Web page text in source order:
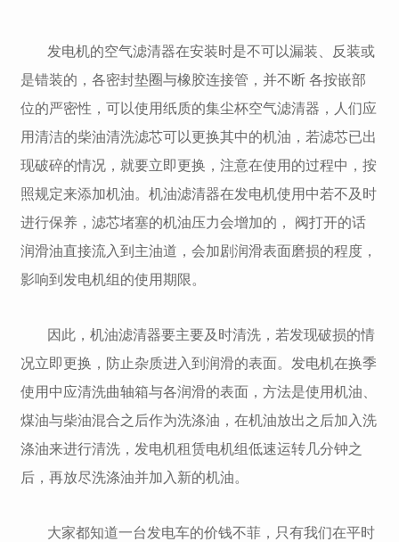
发电机的空气滤清器在安装时是不可以漏装、反装或
是错装的，各密封垫圈与橡胶连接管，并不断 各按嵌部
位的严密性，可以使用纸质的集尘杯空气滤清器，人们应
用清洁的柴油清洗滤芯可以更换其中的机油，若滤芯已出
现破碎的情况，就要立即更换，注意在使用的过程中，按
照规定来添加机油。机油滤清器在发电机使用中若不及时
进行保养，滤芯堵塞的机油压力会增加的， 阀打开的话
润滑油直接流入到主油道，会加剧润滑表面磨损的程度，
影响到发电机组的使用期限。
因此，机油滤清器要主要及时清洗，若发现破损的情
况立即更换，防止杂质进入到润滑的表面。发电机在换季
使用中应清洗曲轴箱与各润滑的表面，方法是使用机油、
煤油与柴油混合之后作为洗涤油，在机油放出之后加入洗
涤油来进行清洗，发电机租赁电机组低速运转几分钟之
后，再放尽洗涤油并加入新的机油。
大家都知道一台发电车的价钱不菲，只有我们在平时